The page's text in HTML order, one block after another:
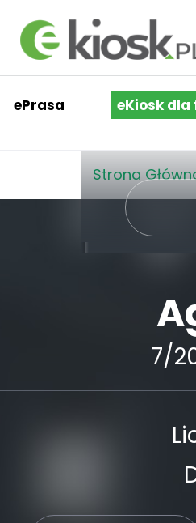
ePrasa eKiosk dla
Strona
7/